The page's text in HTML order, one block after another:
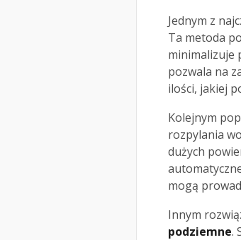
Jednym z
Ta metoda
minimalizuje
pozwala na
ilości, jakiej
Kolejnym
rozpylania
dużych
mogą
Innym
podziemne.